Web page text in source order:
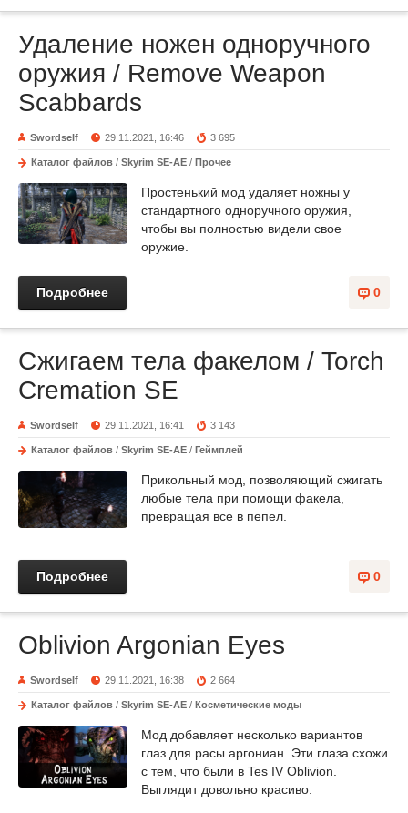
Удаление ножен одноручного
оружия / Remove Weapon
Scabbards
Swordself 29.11.2021, 16:46 3 695
Каталог файлов / Skyrim SE-AE / Прочее
Простенький мод удаляет ножны у
стандартного одноручного оружия,
чтобы вы полностью видели свое
оружие.
0
Подробнее
Сжигаем тела факелом / Torch
Cremation SE
Swordself 29.11.2021, 16:41 3 143
Каталог файлов / Skyrim SE-AE / Геймплей
Прикольный мод, позволяющий сжигать
любые тела при помощи факела,
превращая все в пепел.
0
Подробнее
Oblivion Argonian Eyes
Swordself 29.11.2021, 16:38 2 664
Каталог файлов / Skyrim SE-AE / Косметические моды
Мод добавляет несколько вариантов
глаз для расы аргониан. Эти глаза схожи
с тем, что были в Tes IV Oblivion.
Выглядит довольно красиво.